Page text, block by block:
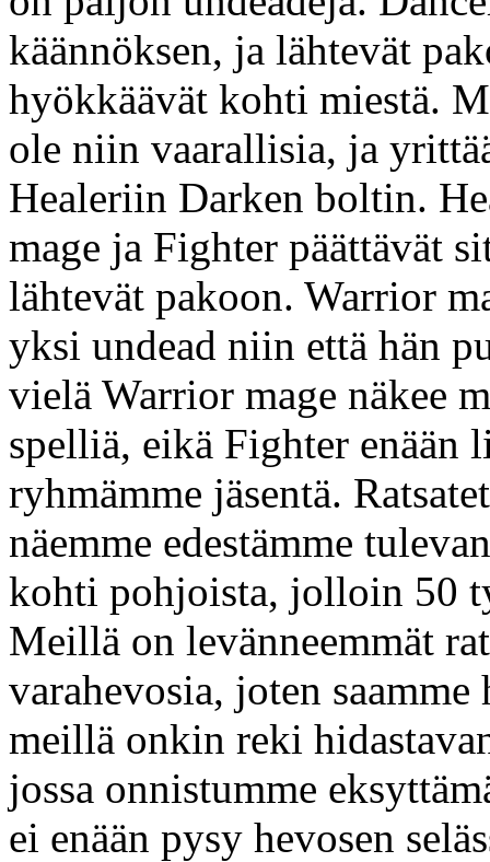
käännöksen, ja lähtevät
hyökkäävät kohti miestä.
ole niin vaarallisia, ja
Healeriin Darken boltin.
mage ja Fighter päättävät
lähtevät pakoon. Warrior
yksi undead niin että hän
vielä Warrior mage näkee
spelliä, eikä Fighter enään
ryhmämme jäsentä.
näemme edestämme
kohti pohjoista, jolloin 50
Meillä on levänneemmät
varahevosia, joten
meillä onkin reki
jossa onnistumme
ei enään pysy hevosen